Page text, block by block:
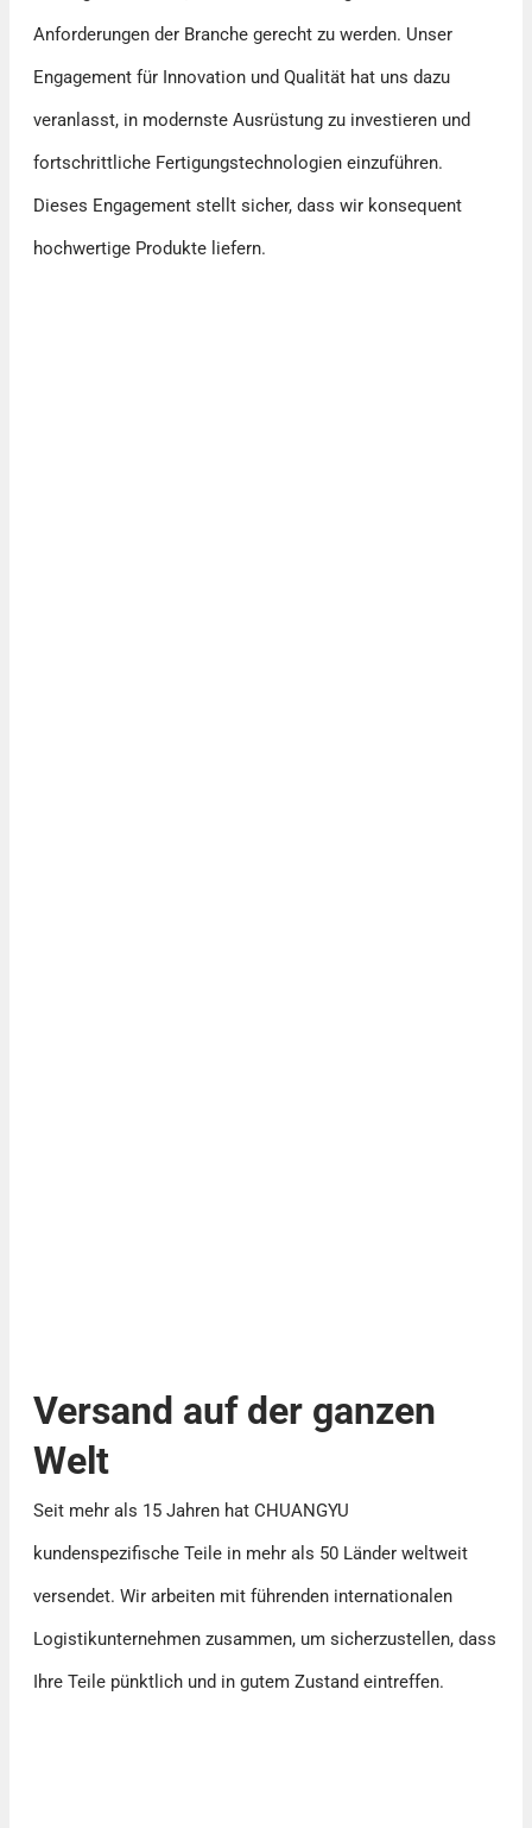
Anforderungen der Branche gerecht zu werden. Unser
Engagement für Innovation und Qualität hat uns dazu
veranlasst, in modernste Ausrüstung zu investieren und
fortschrittliche Fertigungstechnologien einzuführen.
Dieses Engagement stellt sicher, dass wir konsequent
hochwertige Produkte liefern.
Versand auf der ganzen
Welt
Seit mehr als 15 Jahren hat CHUANGYU
kundenspezifische Teile in mehr als 50 Länder weltweit
versendet. Wir arbeiten mit führenden internationalen
Logistikunternehmen zusammen, um sicherzustellen, dass
Ihre Teile pünktlich und in gutem Zustand eintreffen.